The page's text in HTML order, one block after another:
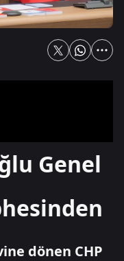
Genel
dönen CHP